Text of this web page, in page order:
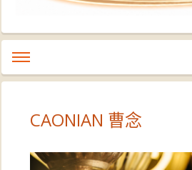
CAONIAN 曹念